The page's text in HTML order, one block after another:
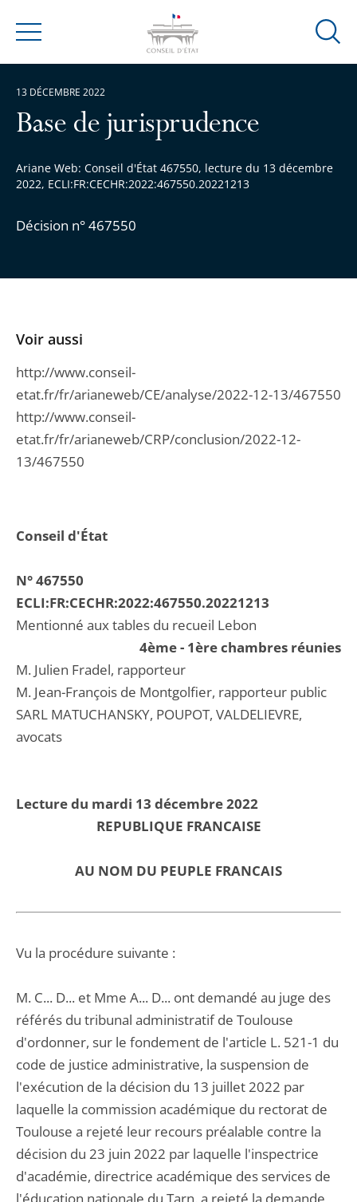
Menu
Ouvrir
Base de jurisprudence
Ariane Web: Conseil d'État 467550, lecture du 13 décembre
2022, ECLI:FR:CECHR:2022:467550.20221213
Décision n° 467550
13 DÉCEMBRE 2022
Conseil d'État
N° 467550
ECLI:FR:CECHR:2022:467550.20221213
Mentionné aux tables du recueil Lebon
4ème - 1ère chambres réunies
M. Julien Fradel, rapporteur
M. Jean-François de Montgolfier, rapporteur public
SARL MATUCHANSKY, POUPOT, VALDELIEVRE,
avocats
Lecture du mardi 13 décembre 2022
REPUBLIQUE FRANCAISE
AU NOM DU PEUPLE FRANCAIS
Vu la procédure suivante :
M. C... D... et Mme A... D... ont demandé au juge des
référés du tribunal administratif de Toulouse
d'ordonner, sur le fondement de l'article L. 521-1 du
code de justice administrative, la suspension de
l'exécution de la décision du 13 juillet 2022 par
laquelle la commission académique du rectorat de
Toulouse a rejeté leur recours préalable contre la
décision du 23 juin 2022 par laquelle l'inspectrice
d'académie, directrice académique des services de
Voir aussi
http://www.conseil-
etat.fr/fr/arianeweb/CE/analyse/2022-12-13/467550
http://www.conseil-
etat.fr/fr/arianeweb/CRP/conclusion/2022-12-
13/467550